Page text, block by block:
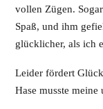
vollen Zügen.
Spaß, und ihm
glücklicher, als ich
Leider fördert
Hase musste